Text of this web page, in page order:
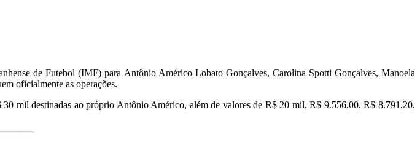
de Futebol (IMF) para Antônio Américo Lobato Gonçalves, Carolina Spotti Gonçalves, Manoela
oficialmente as operações.
mil destinadas ao próprio Antônio Américo, além de valores de R$ 20 mil, R$ 9.556,00, R$ 8.791,20,